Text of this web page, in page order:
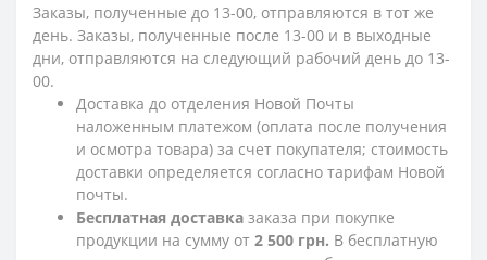
Заказы, полученные до 13-00, отправляются в тот же
день. Заказы, полученные после 13-00 и в выходные
дни, отправляются на следующий рабочий день до 13-
00.
Доставка до отделения Новой Почты
наложенным платежом (оплата после получения
и осмотра товара) за счет покупателя; стоимость
доставки определяется согласно тарифам Новой
почты.
Бесплатная доставка заказа при покупке
продукции на сумму от 2 500 грн. В бесплатную